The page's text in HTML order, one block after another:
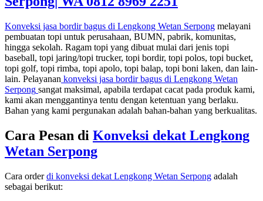
Konveksi jasa bordir bagus di Lengkong Wetan Serpong melayani
pembuatan topi untuk perusahaan, BUMN, pabrik, komunitas,
hingga sekolah. Ragam topi yang dibuat mulai dari jenis topi
baseball, topi jaring/topi trucker, topi bordir, topi polos, topi bucket,
topi golf, topi rimba, topi apolo, topi balap, topi boni laken, dan lain-
lain. Pelayanan konveksi jasa bordir bagus di Lengkong Wetan
Serpong sangat maksimal, apabila terdapat cacat pada produk kami,
kami akan menggantinya tentu dengan ketentuan yang berlaku.
Bahan yang kami pergunakan adalah bahan-bahan yang berkualitas.
Cara Pesan di Konveksi dekat Lengkong
Wetan Serpong
Cara orderdi konveksi dekat Lengkong Wetan Serpong adalah
sebagai berikut: